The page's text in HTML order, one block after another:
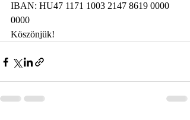
IBAN: HU47 1171 1003 2147 8619 0000
0000
Köszönjük!